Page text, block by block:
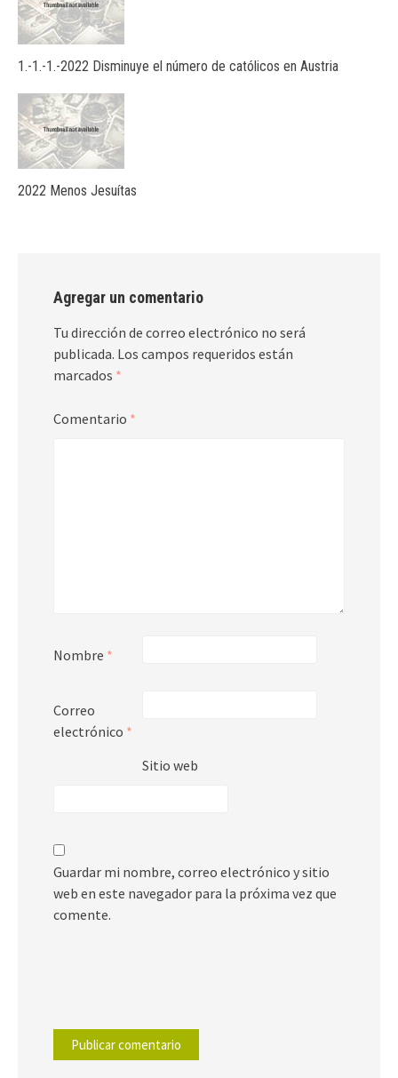
1.-1.-1.-2022 Disminuye el número de católicos en Austria
2022 Menos Jesuítas
Agregar un comentario
Tu dirección de correo electrónico no será
publicada. Los campos requeridos están
marcados *
Comentario *
Nombre *
Correo
electrónico *
Sitio web
Guardar mi nombre, correo electrónico y sitio
web en este navegador para la próxima vez que
comente.